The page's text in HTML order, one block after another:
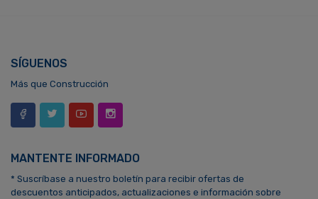
SÍGUENOS
Más que Construcción
MANTENTE INFORMADO
* Suscríbase a nuestro boletín para recibir ofertas de
descuentos anticipados, actualizaciones e información sobre